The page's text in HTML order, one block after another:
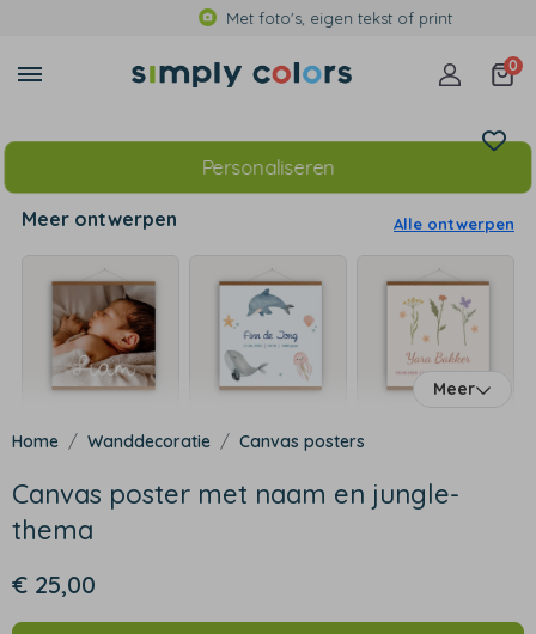
Met foto's, eigen tekst of print
0
Personaliseren
Meer ontwerpen Alle ontwerpen
Meer
Wanddecoratie Canvas posters
Canvas poster met naam en jungle-
thema
€ 25,00